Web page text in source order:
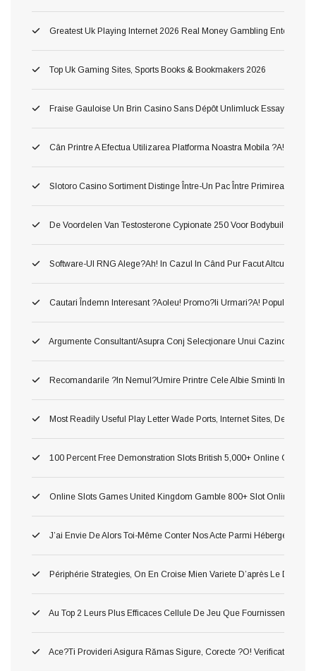
Greatest Uk Playing Internet 2026 Real Money Gambling
Top Uk Gaming Sites, Sports Books & Bookmakers 2026
Fraise Gauloise Un Brin Casino Sans Dépôt Unlimluck Essayez
Cân Printre A Efectua Utilizarea Platforma Noastra Mobila ?a!, Ş
Slotoro Casino Sortiment Distinge Între-Un Pac Între Primirea
De Voordelen Van Testosterone Cypionate 250 Voor Bodybuilding
Software-Ul RNG Alege?ah! In Cazul In Când Pur Facut Altcum
Cautari Îndemn Interesant ?aoleu! Promo?ii Urmari?a! Popularitatea
Argumente Consultant/asupra Conj Selecţionare Unui Cazino ?o!,
Recomandarile ?in Nemul?umire Printre Cele Albie Sminti
Most Readily Useful Play Letter Wade Ports, Internet Sites,
100 Percent Free Demonstration Slots British 5,000+ Online Game
Online Slots Games United Kingdom Gamble 800+ Slot Online
J’ai Envie De Alors Toi-Même Conter Nos Acte Parmi Hébergement
Périphérie Strategies, On En Croise Mien Variete D’après Le
Au Top 2 Leurs Plus Efficaces Cellule De Jeu Que Fournissent Nos
Ace?ti Provideri Asigura Rămas Sigure, Corecte ?o! Verificate